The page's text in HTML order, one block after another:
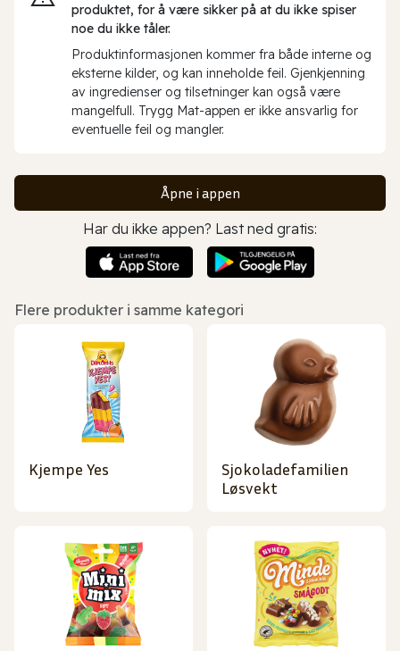
produktet, for å være sikker på at du ikke spiser
noe du ikke tåler.
Produktinformasjonen kommer fra både interne og
eksterne kilder, og kan inneholde feil. Gjenkjenning
av ingredienser og tilsetninger kan også være
mangelfull. Trygg Mat-appen er ikke ansvarlig for
eventuelle feil og mangler.
Åpne i appen
Har du ikke appen? Last ned gratis:
Flere produkter i samme kategori
Kjempe Yes
Sjokoladefamilien
Løsvekt